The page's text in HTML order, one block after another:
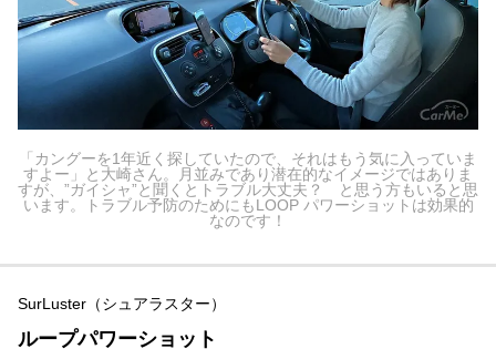
「カングーを1年近く探していたので、それはもう気に入っていま
すよー」と大崎さん。月並みであり潜在的なイメージではありま
すが、”ガイシャ”と聞くとトラブル大丈夫？ と思う方もいると思
います。トラブル予防のためにもLOOP パワーショットは効果的
なのです！
SurLuster（シュアラスター）
ループパワーショット